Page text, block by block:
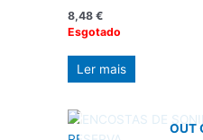
8,48 €
Esgotado
Ler mais
OUT